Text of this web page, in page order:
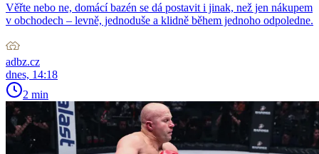
Věřte nebo ne, domácí bazén se dá postavit i jinak, než jen nákupem
v obchodech – levně, jednoduše a klidně během jednoho odpoledne.
adbz.cz
dnes, 14:18
2 min